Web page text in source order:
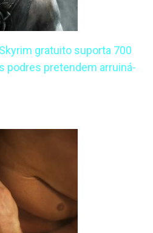
gratuito suporta 700
podres pretendem arruiná-